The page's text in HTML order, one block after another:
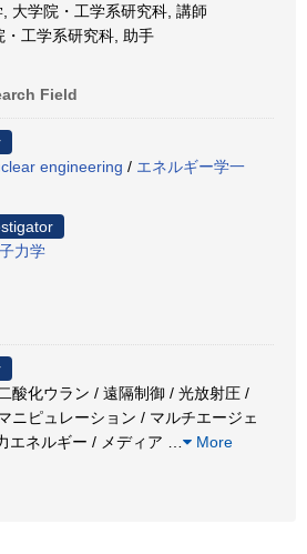
大学院・工学系研究科, 講師
工学系研究科, 助手
Field
engineering / エネルギー学一
力学
酸化ウラン / 遠隔制御 / 光放射圧 /
ニピュレーション / マルチエージェ
エネルギー / メディア
More